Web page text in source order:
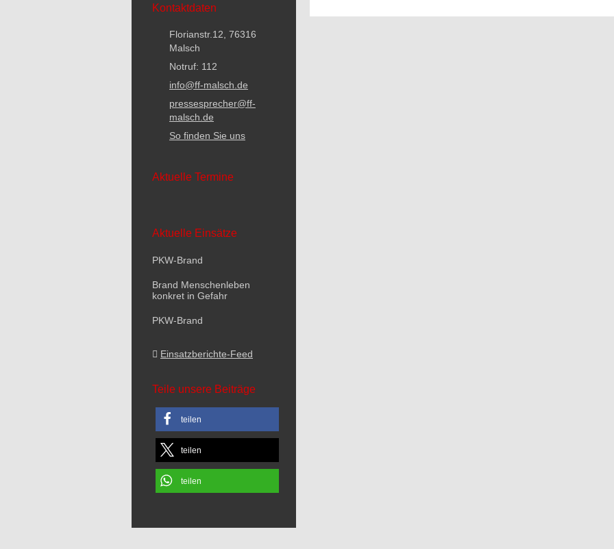
Kontaktdaten
Florianstr.12, 76316
Malsch
Notruf: 112
info@ff-malsch.de
pressesprecher@ff-
malsch.de
So finden Sie uns
Aktuelle Termine
Aktuelle Einsätze
PKW-Brand
Brand Menschenleben
konkret in Gefahr
PKW-Brand
Einsatzberichte-Feed
Teile unsere Beiträge
teilen
teilen
teilen